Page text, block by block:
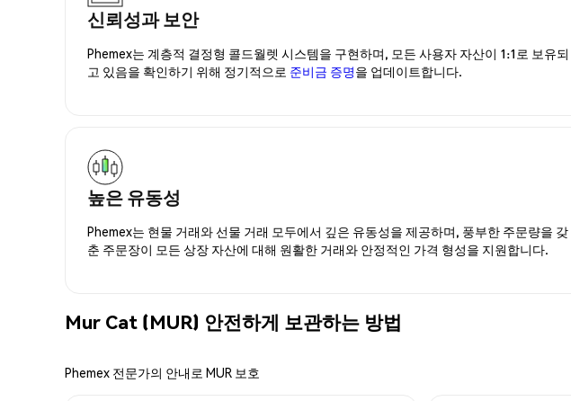
신뢰성과 보안
Phemex는 계층적 결정형 콜드월렛 시스템을 구현하며, 모든 사용자 자산이 1:1로 보유되
고 있음을 확인하기 위해 정기적으로 준비금 증명을 업데이트합니다.
높은 유동성
Phemex는 현물 거래와 선물 거래 모두에서 깊은 유동성을 제공하며, 풍부한 주문량을 갖
춘 주문장이 모든 상장 자산에 대해 원활한 거래와 안정적인 가격 형성을 지원합니다.
Mur Cat (MUR) 안전하게 보관하는 방법
Phemex 전문가의 안내로 MUR 보호